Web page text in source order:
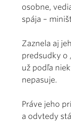
osobne,
spája –
Zaznela aj
predsudky o
už podľa
nepasuje.
Práve jeho
a odvtedy